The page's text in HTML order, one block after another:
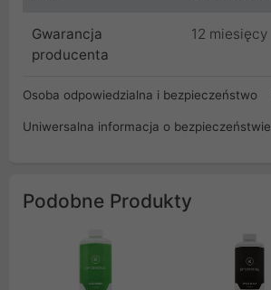
Gwarancja
producenta
12 miesięcy
Osoba odpowiedzialna i bezpieczeństwo
Uniwersalna informacja o bezpieczeństwie
Podobne Produkty